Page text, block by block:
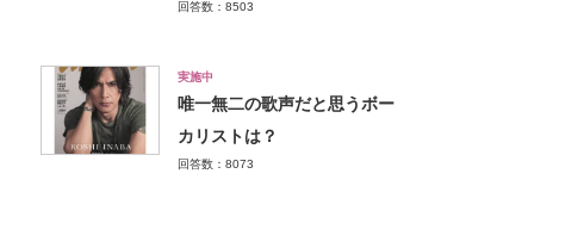
回答数：8503
実施中
唯一無二の歌声だと思うボー
カリストは？
回答数：8073